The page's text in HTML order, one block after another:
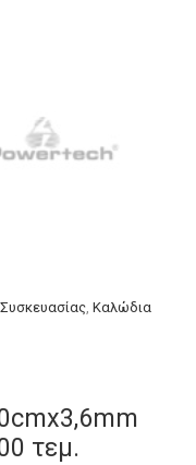
,Καλώδια
τεμ.